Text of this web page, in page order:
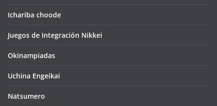
Ichariba choode
Juegos de Integración Nikkei
Okinampiadas
Uchina Engeikai
Natsumero